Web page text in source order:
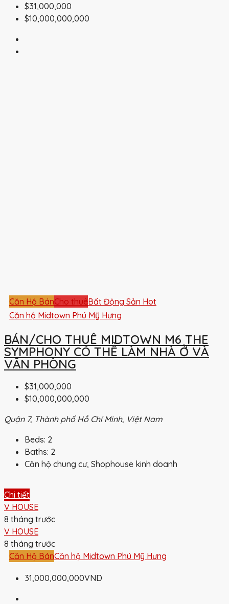
$31,000,000
$10,000,000,000
Căn Hộ BánCho thuêBất Động Sản Hot
Căn hộ Midtown Phú Mỹ Hưng
BÁN/CHO THUÊ MIDTOWN M6 THE
SYMPHONY CÓ THỂ LÀM NHÀ Ở VÀ
VĂN PHÒNG
$31,000,000
$10,000,000,000
Quận 7, Thành phố Hồ Chí Minh, Việt Nam
Beds: 2
Baths: 2
Căn hộ chung cư, Shophouse kinh doanh
Chi tiết
V HOUSE
8 tháng trước
V HOUSE
8 tháng trước
Căn Hộ BánCăn hộ Midtown Phú Mỹ Hưng
31,000,000,000VND